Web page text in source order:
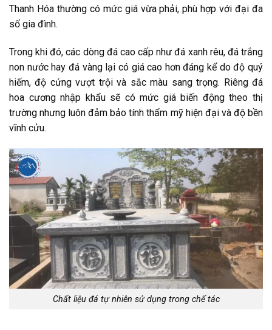
Thanh Hóa thường có mức giá vừa phải, phù hợp với đại đa
số gia đình.
Trong khi đó, các dòng đá cao cấp như đá xanh rêu, đá trắng
non nước hay đá vàng lại có giá cao hơn đáng kể do độ quý
hiếm, độ cứng vượt trội và sắc màu sang trọng. Riêng đá
hoa cương nhập khẩu sẽ có mức giá biến động theo thị
trường nhưng luôn đảm bảo tính thẩm mỹ hiện đại và độ bền
vĩnh cửu.
Chất liệu đá tự nhiên sử dụng trong chế tác